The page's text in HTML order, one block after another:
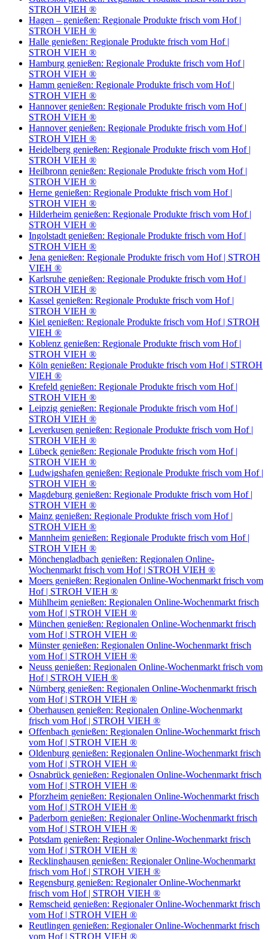
STROH VIEH ®
Hagen – genießen: Regionale Produkte frisch vom Hof |
STROH VIEH ®
Halle genießen: Regionale Produkte frisch vom Hof |
STROH VIEH ®
Hamburg genießen: Regionale Produkte frisch vom Hof |
STROH VIEH ®
Hamm genießen: Regionale Produkte frisch vom Hof |
STROH VIEH ®
Hannover genießen: Regionale Produkte frisch vom Hof |
STROH VIEH ®
Hannover genießen: Regionale Produkte frisch vom Hof |
STROH VIEH ®
Heidelberg genießen: Regionale Produkte frisch vom Hof |
STROH VIEH ®
Heilbronn genießen: Regionale Produkte frisch vom Hof |
STROH VIEH ®
Herne genießen: Regionale Produkte frisch vom Hof |
STROH VIEH ®
Hilderheim genießen: Regionale Produkte frisch vom Hof |
STROH VIEH ®
Ingolstadt genießen: Regionale Produkte frisch vom Hof |
STROH VIEH ®
Jena genießen: Regionale Produkte frisch vom Hof | STROH
VIEH ®
Karlsruhe genießen: Regionale Produkte frisch vom Hof |
STROH VIEH ®
Kassel genießen: Regionale Produkte frisch vom Hof |
STROH VIEH ®
Kiel genießen: Regionale Produkte frisch vom Hof | STROH
VIEH ®
Koblenz genießen: Regionale Produkte frisch vom Hof |
STROH VIEH ®
Köln genießen: Regionale Produkte frisch vom Hof | STROH
VIEH ®
Krefeld genießen: Regionale Produkte frisch vom Hof |
STROH VIEH ®
Leipzig genießen: Regionale Produkte frisch vom Hof |
STROH VIEH ®
Leverkusen genießen: Regionale Produkte frisch vom Hof |
STROH VIEH ®
Lübeck genießen: Regionale Produkte frisch vom Hof |
STROH VIEH ®
Ludwigshafen genießen: Regionale Produkte frisch vom Hof |
STROH VIEH ®
Magdeburg genießen: Regionale Produkte frisch vom Hof |
STROH VIEH ®
Mainz genießen: Regionale Produkte frisch vom Hof |
STROH VIEH ®
Mannheim genießen: Regionale Produkte frisch vom Hof |
STROH VIEH ®
Mönchengladbach genießen: Regionalen Online-
Wochenmarkt frisch vom Hof | STROH VIEH ®
Moers genießen: Regionalen Online-Wochenmarkt frisch vom
Hof | STROH VIEH ®
Mühlheim genießen: Regionalen Online-Wochenmarkt frisch
vom Hof | STROH VIEH ®
München genießen: Regionalen Online-Wochenmarkt frisch
vom Hof | STROH VIEH ®
Münster genießen: Regionalen Online-Wochenmarkt frisch
vom Hof | STROH VIEH ®
Neuss genießen: Regionalen Online-Wochenmarkt frisch vom
Hof | STROH VIEH ®
Nürnberg genießen: Regionalen Online-Wochenmarkt frisch
vom Hof | STROH VIEH ®
Oberhausen genießen: Regionalen Online-Wochenmarkt
frisch vom Hof | STROH VIEH ®
Offenbach genießen: Regionalen Online-Wochenmarkt frisch
vom Hof | STROH VIEH ®
Oldenburg genießen: Regionalen Online-Wochenmarkt frisch
vom Hof | STROH VIEH ®
Osnabrück genießen: Regionalen Online-Wochenmarkt frisch
vom Hof | STROH VIEH ®
Pforzheim genießen: Regionalen Online-Wochenmarkt frisch
vom Hof | STROH VIEH ®
Paderborn genießen: Regionaler Online-Wochenmarkt frisch
vom Hof | STROH VIEH ®
Potsdam genießen: Regionaler Online-Wochenmarkt frisch
vom Hof | STROH VIEH ®
Recklinghausen genießen: Regionaler Online-Wochenmarkt
frisch vom Hof | STROH VIEH ®
Regensburg genießen: Regionaler Online-Wochenmarkt
frisch vom Hof | STROH VIEH ®
Remscheid genießen: Regionaler Online-Wochenmarkt frisch
vom Hof | STROH VIEH ®
Reutlingen genießen: Regionaler Online-Wochenmarkt frisch
vom Hof | STROH VIEH ®